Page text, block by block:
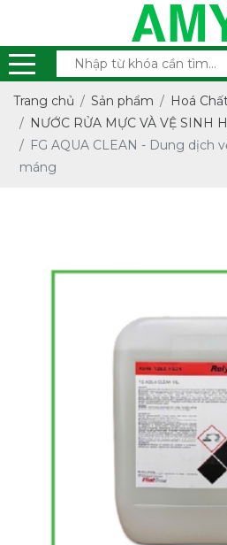
Trang chủ Sản phẩm
Hoá
NƯỚC RỬA MỰC VÀ VỆ SINH
FG AQUA CLEAN - Dung dịch
máng